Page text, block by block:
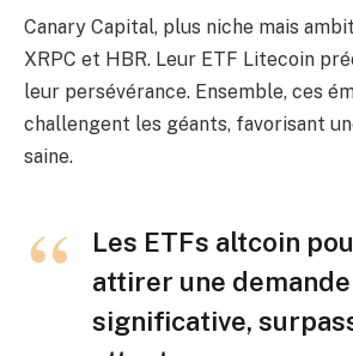
Canary Capital, plus niche mais
XRPC et HBR. Leur ETF Litecoin
leur persévérance. Ensemble, ces
challengent les géants, favorisant
saine.
Les ETFs altcoin
attirer une demande
significative,